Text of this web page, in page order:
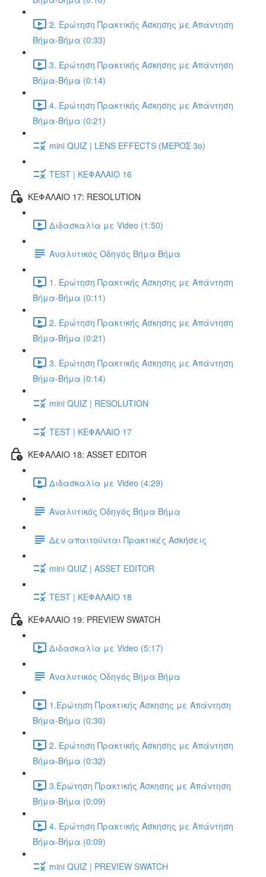
2. Ερώτηση Πρακτικής Άσκησης με Απάντηση
Βήμα-Βήμα (0:33)
3. Ερώτηση Πρακτικής Άσκησης με Απάντηση
Βήμα-Βήμα (0:14)
4. Ερώτηση Πρακτικής Άσκησης με Απάντηση
Βήμα-Βήμα (0:21)
mini QUIZ | LENS EFFECTS (ΜΕΡΟΣ 3o)
TEST | ΚΕΦΑΛΑΙΟ 16
ΚΕΦΑΛΑΙΟ 17: RESOLUTION
Διδασκαλία με Video (1:50)
Αναλυτικός Οδηγός Βήμα Βήμα
1. Ερώτηση Πρακτικής Άσκησης με Απάντηση
Βήμα-Βήμα (0:11)
2. Ερώτηση Πρακτικής Άσκησης με Απάντηση
Βήμα-Βήμα (0:21)
3. Ερώτηση Πρακτικής Άσκησης με Απάντηση
Βήμα-Βήμα (0:14)
mini QUIZ | RESOLUTION
TEST | ΚΕΦΑΛΑΙΟ 17
ΚΕΦΑΛΑΙΟ 18: ASSET EDITOR
Διδασκαλία με Video (4:29)
Αναλυτικός Οδηγός Βήμα Βήμα
Δεν απαιτούνται Πρακτικές Ασκήσεις
mini QUIZ | ASSET EDITOR
TEST | ΚΕΦΑΛΑΙΟ 18
ΚΕΦΑΛΑΙΟ 19: PREVIEW SWATCH
Διδασκαλία με Video (5:17)
Αναλυτικός Οδηγός Βήμα Βήμα
1.Ερώτηση Πρακτικής Άσκησης με Απάντηση
Βήμα-Βήμα (0:30)
2. Ερώτηση Πρακτικής Άσκησης με Απάντηση
Βήμα-Βήμα (0:32)
3.Ερώτηση Πρακτικής Άσκησης με Απάντηση
Βήμα-Βήμα (0:09)
4. Ερώτηση Πρακτικής Άσκησης με Απάντηση
Βήμα-Βήμα (0:09)
mini QUIZ | PREVIEW SWATCH